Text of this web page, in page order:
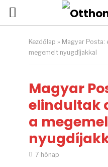
Kezdőlap » Magyar Posta:
megemelt nyugdíjakkal
Magyar
elindultak
a
7 hónap